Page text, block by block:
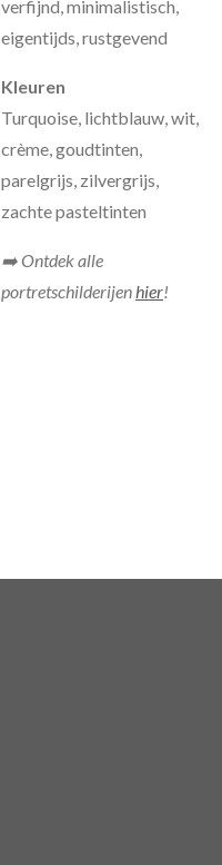
verfijnd, minimalistisch,
eigentijds, rustgevend
Kleuren
Turquoise, lichtblauw, wit,
crème, goudtinten,
parelgrijs, zilvergrijs,
zachte pasteltinten
➡️ Ontdek alle
portretschilderijenhier!